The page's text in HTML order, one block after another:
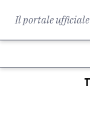
Il portale